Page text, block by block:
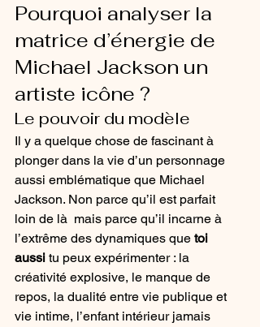
Pourquoi analyser la
matrice d’énergie de
Michael Jackson un
artiste icône ?
Le pouvoir du modèle
Il y a quelque chose de fascinant à
plonger dans la vie d’un personnage
aussi emblématique que Michael
Jackson. Non parce qu’il est parfait
loin de là  mais parce qu’il incarne à
l’extrême des dynamiques que toi
aussi tu peux expérimenter : la
créativité explosive, le manque de
repos, la dualité entre vie publique et
vie intime, l’enfant intérieur jamais